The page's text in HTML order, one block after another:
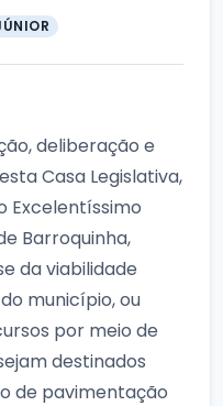
deliberação e
Casa Legislativa,
Excelentíssimo
Barroquinha,
da viabilidade
município, ou
por meio de
destinados
de pavimentação